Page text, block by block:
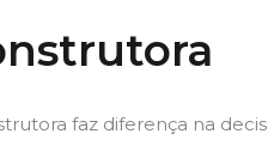
faz diferença na